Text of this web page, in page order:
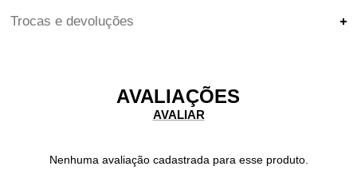
Trocas e devoluções
AVALIAÇÕES
Nenhuma avaliação cadastrada para esse produto.